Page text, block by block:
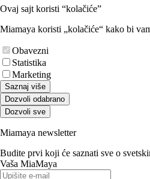
Ovaj sajt koristi “kolačiće”
Miamaya koristi „kolačiće“ kako bi
Obavezni
Statistika
Marketing
Saznaj više
Dozvoli odabrano
Dozvoli sve
Miamaya newsletter
Budite prvi koji će saznati sve o
Vaša MiaMaya